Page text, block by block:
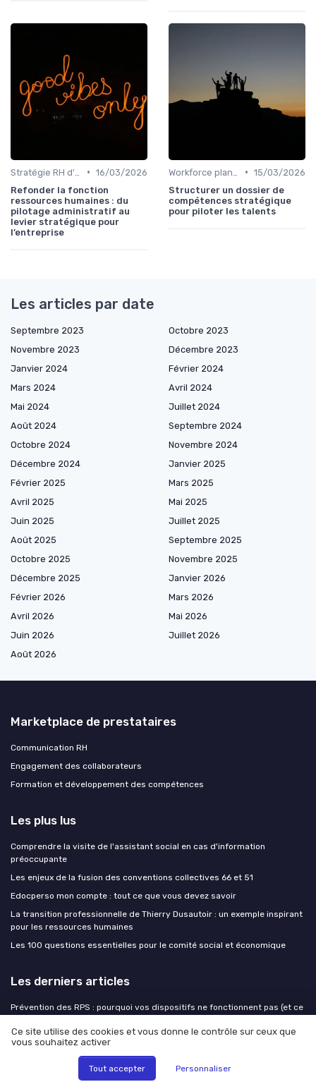
• 16/03/2026
Refonder la fonction
ressources humaines : du
pilotage administratif au
levier stratégique pour
l’entreprise
• 15/03/2026
Structurer un dossier de
compétences stratégique
pour piloter les talents
Les articles par date
Septembre 2023
Octobre 2023
Novembre 2023
Décembre 2023
Janvier 2024
Février 2024
Mars 2024
Avril 2024
Mai 2024
Juillet 2024
Août 2024
Septembre 2024
Octobre 2024
Novembre 2024
Décembre 2024
Janvier 2025
Février 2025
Mars 2025
Avril 2025
Mai 2025
Juin 2025
Juillet 2025
Août 2025
Septembre 2025
Octobre 2025
Novembre 2025
Décembre 2025
Janvier 2026
Février 2026
Mars 2026
Avril 2026
Mai 2026
Juin 2026
Juillet 2026
Août 2026
Marketplace de prestataires
Communication RH
Engagement des collaborateurs
Formation et développement des compétences
Les plus lus
Comprendre la visite de l'assistant social en cas d'information
préoccupante
Les enjeux de la fusion des conventions collectives 66 et 51
Edocperso mon compte : tout ce que vous devez savoir
La transition professionnelle de Thierry Dusautoir : un exemple inspirant
pour les ressources humaines
Les 100 questions essentielles pour le comité social et économique
Les derniers articles
Prévention des RPS : pourquoi vos dispositifs ne fonctionnent pas (et ce
Marque employeur : l'audit stratégique à boucler avant la rentrée
Entretien structuré : la méthode qui ennuie les recruteurs mais qui
Ce site utilise des cookies et vous donne le contrôle sur ceux que
vous souhaitez activer
Tout accepter Personnaliser